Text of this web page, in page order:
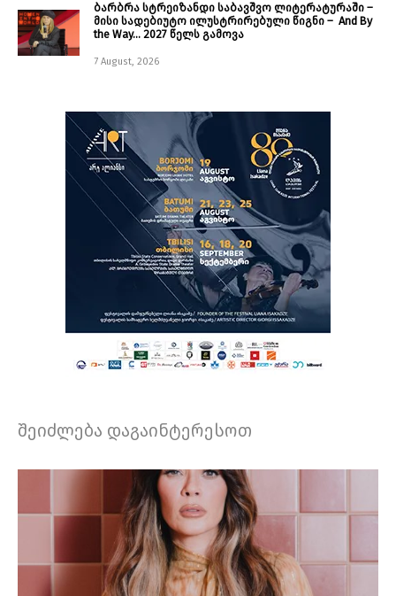
ბარბრა სტრეიზანდი საბავშვო ლიტერატურაში –
მისი სადებიუტო ილუსტრირებული წიგნი – And By
the Way… 2027 წელს გამოვა
7 August, 2026
შეიძლება დაგაინტერესოთ